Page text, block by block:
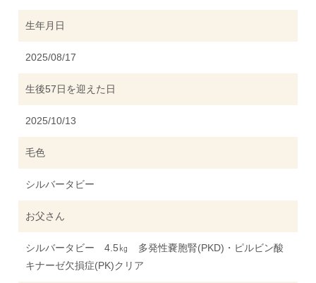
生年月日
2025/08/17
生後57日を迎えた日
2025/10/13
毛色
シルバータビー
お父さん
シルバータビー 4.5㎏ 多発性嚢胞腎(PKD)・ピルビン酸
キナーゼ欠損症(PK)クリア